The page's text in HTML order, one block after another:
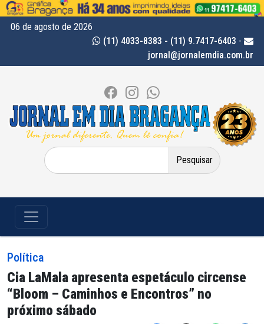
06 de agosto de 2026
(11) 4033-8383 - (11) 9.7417-6403 -
jornal@jornalemdia.com.br
Pesquisar
por:
Política
Cia LaMala apresenta espetáculo circense
“Bloom – Caminhos e Encontros” no
próximo sábado